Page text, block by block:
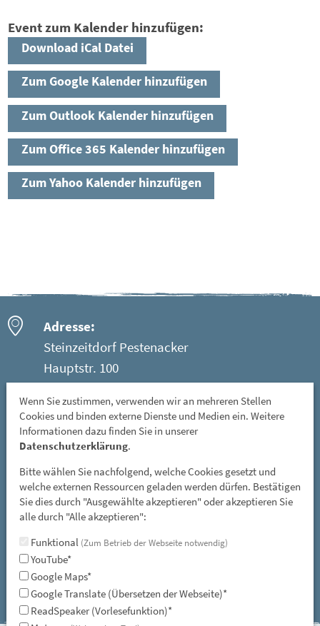
Event zum Kalender hinzufügen:
Download iCal Datei
Zum Google Kalender hinzufügen
Zum Outlook Kalender hinzufügen
Zum Office 365 Kalender hinzufügen
Zum Yahoo Kalender hinzufügen
Adresse:
Steinzeitdorf Pestenacker
Hauptstr. 100
Öffnungszeiten:
Mittwoch: 08 - 12 Uhr
Freitag, Samstag und Sonntag: 13 - 17 Uhr
GESCHLOSSEN: vom 01. November bis 31. März
und an allen gesetzlichen Feiertagen
E-Mail:
steinzeitdorf-pestenacker@lra-ll.bayern.de
Wenn Sie zustimmen, verwenden wir an mehreren Stellen
Cookies und binden externe Dienste und Medien ein. Weitere
Informationen dazu finden Sie in unserer
Datenschutzerklärung.
Bitte wählen Sie nachfolgend, welche Cookies gesetzt und
welche externen Ressourcen geladen werden dürfen. Bestätigen
Sie dies durch "Ausgewählte akzeptieren" oder akzeptieren Sie
alle durch "Alle akzeptieren":
Funktional (Zum Betrieb der Webseite notwendig)
YouTube*
Google Maps*
Google Translate (Übersetzen der Webseite)*
ReadSpeaker (Vorlesefunktion)*